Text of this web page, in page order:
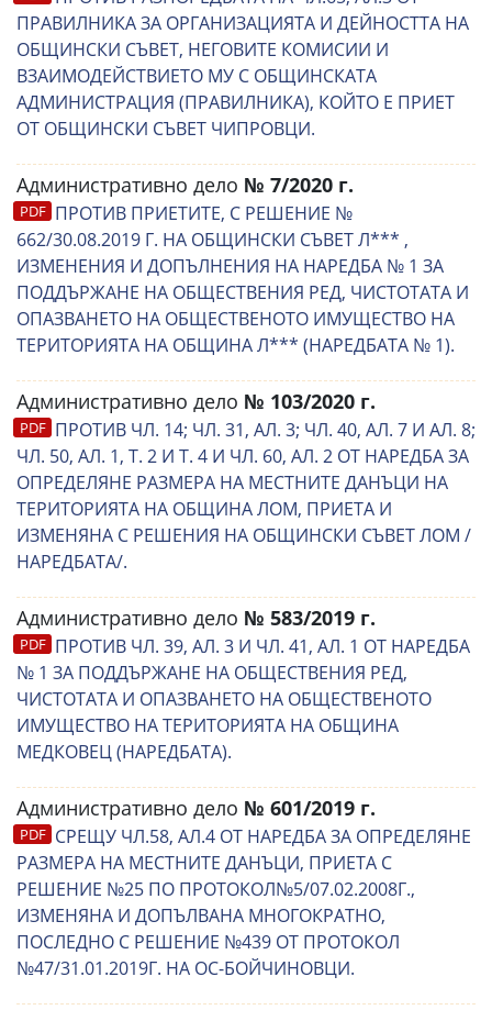
ПРАВИЛНИКА ЗА ОРГАНИЗАЦИЯТА И ДЕЙНОСТТА НА
ОБЩИНСКИ СЪВЕТ, НЕГОВИТЕ КОМИСИИ И
ВЗАИМОДЕЙСТВИЕТО МУ С ОБЩИНСКАТА
АДМИНИСТРАЦИЯ (ПРАВИЛНИКА), КОЙТО Е ПРИЕТ
ОТ ОБЩИНСКИ СЪВЕТ ЧИПРОВЦИ.
Административно дело № 7/2020 г.
ПРОТИВ ПРИЕТИТЕ, С РЕШЕНИЕ №
662/30.08.2019 Г. НА ОБЩИНСКИ СЪВЕТ Л*** ,
ИЗМЕНЕНИЯ И ДОПЪЛНЕНИЯ НА НАРЕДБА № 1 ЗА
ПОДДЪРЖАНЕ НА ОБЩЕСТВЕНИЯ РЕД, ЧИСТОТАТА И
ОПАЗВАНЕТО НА ОБЩЕСТВЕНОТО ИМУЩЕСТВО НА
ТЕРИТОРИЯТА НА ОБЩИНА Л*** (НАРЕДБАТА № 1).
Административно дело № 103/2020 г.
ПРОТИВ ЧЛ. 14; ЧЛ. 31, АЛ. 3; ЧЛ. 40, АЛ. 7 И АЛ. 8;
ЧЛ. 50, АЛ. 1, Т. 2 И Т. 4 И ЧЛ. 60, АЛ. 2 ОТ НАРЕДБА ЗА
ОПРЕДЕЛЯНЕ РАЗМЕРА НА МЕСТНИТЕ ДАНЪЦИ НА
ТЕРИТОРИЯТА НА ОБЩИНА ЛОМ, ПРИЕТА И
ИЗМЕНЯНА С РЕШЕНИЯ НА ОБЩИНСКИ СЪВЕТ ЛОМ /
НАРЕДБАТА/.
Административно дело № 583/2019 г.
ПРОТИВ ЧЛ. 39, АЛ. 3 И ЧЛ. 41, АЛ. 1 ОТ НАРЕДБА
№ 1 ЗА ПОДДЪРЖАНЕ НА ОБЩЕСТВЕНИЯ РЕД,
ЧИСТОТАТА И ОПАЗВАНЕТО НА ОБЩЕСТВЕНОТО
ИМУЩЕСТВО НА ТЕРИТОРИЯТА НА ОБЩИНА
МЕДКОВЕЦ (НАРЕДБАТА).
Административно дело № 601/2019 г.
СРЕЩУ ЧЛ.58, АЛ.4 ОТ НАРЕДБА ЗА ОПРЕДЕЛЯНЕ
РАЗМЕРА НА МЕСТНИТЕ ДАНЪЦИ, ПРИЕТА С
РЕШЕНИЕ №25 ПО ПРОТОКОЛ№5/07.02.2008Г.,
ИЗМЕНЯНА И ДОПЪЛВАНА МНОГОКРАТНО,
ПОСЛЕДНО С РЕШЕНИЕ №439 ОТ ПРОТОКОЛ
№47/31.01.2019Г. НА ОС-БОЙЧИНОВЦИ.